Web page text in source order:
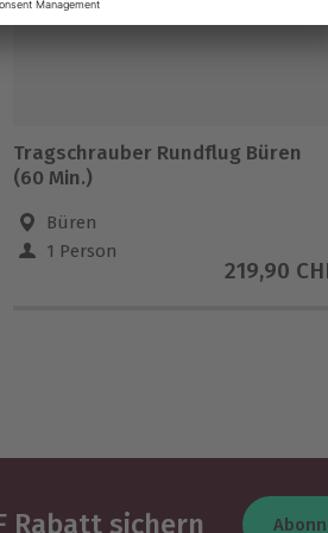
Tragschrauber Rundflug Büren
(60 Min.)
Büren
1 Person
219,90
Rabatt sichern